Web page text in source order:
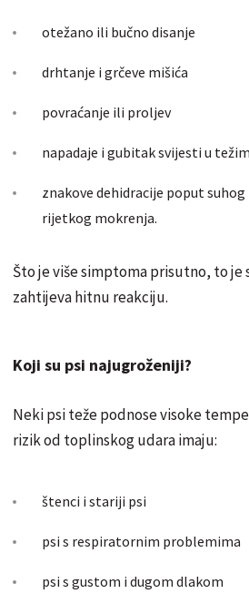
otežano ili bučno disanje
drhtanje i grčeve mišića
povraćanje ili proljev
napadaje i gubitak svijesti u
znakove dehidracije poput
rijetkog mokrenja.
Što je više simptoma prisutno, to je
zahtijeva hitnu reakciju.
Koji su psi najugroženiji?
Neki psi teže podnose visoke
rizik od toplinskog udara imaju:
štenci i stariji psi
psi s respiratornim problemima
psi s gustom i dugom dlakom